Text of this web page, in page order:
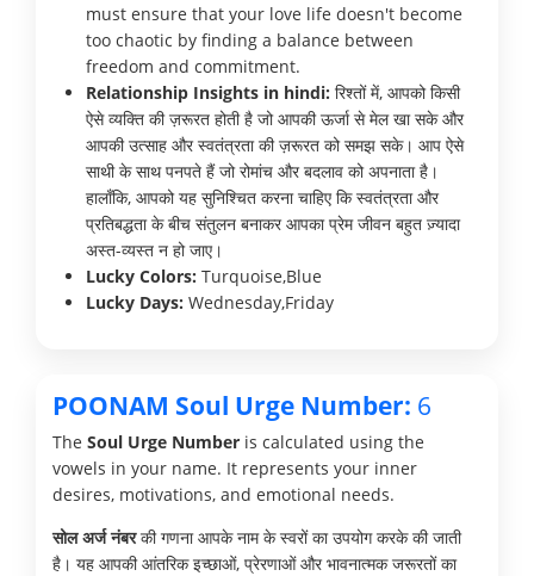
must ensure that your love life doesn't become
too chaotic by finding a balance between
freedom and commitment.
Relationship Insights in hindi: रिश्तों में, आपको किसी
ऐसे व्यक्ति की ज़रूरत होती है जो आपकी ऊर्जा से मेल खा सके और
आपकी उत्साह और स्वतंत्रता की ज़रूरत को समझ सके। आप ऐसे
साथी के साथ पनपते हैं जो रोमांच और बदलाव को अपनाता है।
हालाँकि, आपको यह सुनिश्चित करना चाहिए कि स्वतंत्रता और
प्रतिबद्धता के बीच संतुलन बनाकर आपका प्रेम जीवन बहुत ज़्यादा
अस्त-व्यस्त न हो जाए।
Lucky Colors: Turquoise,Blue
Lucky Days: Wednesday,Friday
POONAM Soul Urge Number: 6
The Soul Urge Number is calculated using the
vowels in your name. It represents your inner
desires, motivations, and emotional needs.
सोल अर्ज नंबरकी गणना आपके नाम के स्वरों का उपयोग करके की जाती
है। यह आपकी आंतरिक इच्छाओं, प्रेरणाओं और भावनात्मक जरूरतों का